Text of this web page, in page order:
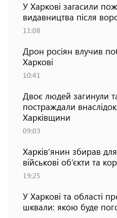
У Харкові загасили
видавництва після
11:08
Дрон росіян влучив
Харкові
10:41
Двоє людей загинули
постраждали внаслідок
Харківщини
09:03
Харків’янин збирав
військові об’єкти та
19:25
У Харкові та області
шквали: якою буде